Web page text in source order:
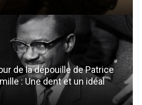
de la dépouille de Patrice
: Une dent et un idéal